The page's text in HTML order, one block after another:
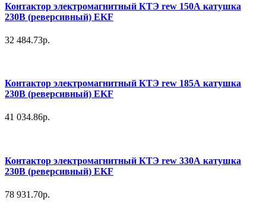
Контактор электромагнитный КТЭ rew 150А катушка
230В (реверсивный) EKF
32 484.73р.
Контактор электромагнитный КТЭ rew 185А катушка
230В (реверсивный) EKF
41 034.86р.
Контактор электромагнитный КТЭ rew 330А катушка
230В (реверсивный) EKF
78 931.70р.